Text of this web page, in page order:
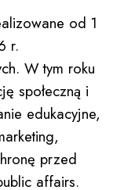
od 1
r.
W tym roku
społeczną i
edukacyjne,
przed
affairs.